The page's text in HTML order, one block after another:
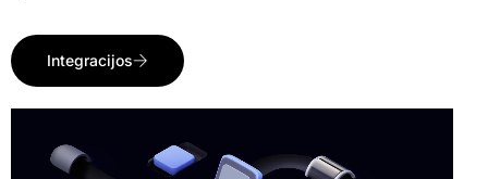
Integracijos